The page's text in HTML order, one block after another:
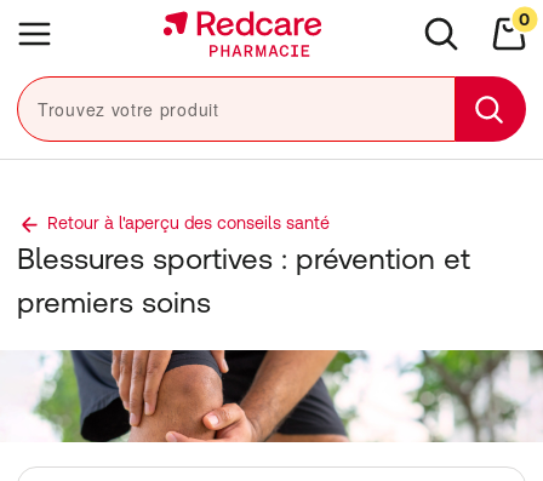
Menu
Rechercher
0
Trouvez votre produit
navigation
Close navigation
Retour à l'aperçu des conseils santé
Blessures sportives : prévention et
premiers soins